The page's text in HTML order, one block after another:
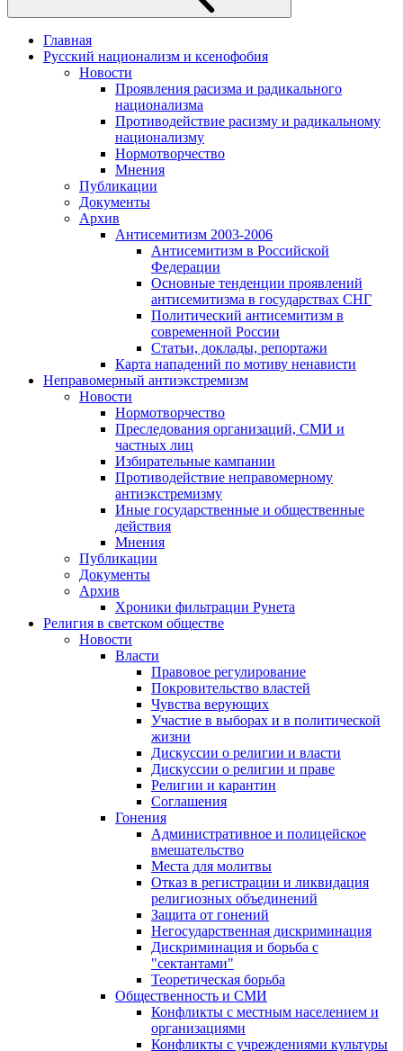
Главная
Русский национализм и ксенофобия
Новости
Проявления расизма и радикального
национализма
Противодействие расизму и радикальному
национализму
Нормотворчество
Мнения
Публикации
Документы
Архив
Антисемитизм 2003-2006
Антисемитизм в Российской
Федерации
Основные тенденции проявлений
антисемитизма в государствах СНГ
Политический антисемитизм в
современной России
Статьи, доклады, репортажи
Карта нападений по мотиву ненависти
Неправомерный антиэкстремизм
Новости
Нормотворчество
Преследования организаций, СМИ и
частных лиц
Избирательные кампании
Противодействие неправомерному
антиэкстремизму
Иные государственные и общественные
действия
Мнения
Публикации
Документы
Архив
Хроники фильтрации Рунета
Религия в светском обществе
Новости
Власти
Правовое регулирование
Покровительство властей
Чувства верующих
Участие в выборах и в политической
жизни
Дискуссии о религии и власти
Дискуссии о религии и праве
Религии и карантин
Соглашения
Гонения
Административное и полицейское
вмешательство
Места для молитвы
Отказ в регистрации и ликвидация
религиозных объединений
Защита от гонений
Негосударственная дискриминация
Дискриминация и борьба с
"сектантами"
Теоретическая борьба
Общественность и СМИ
Конфликты с местным населением и
организациями
Конфликты с учреждениями культуры